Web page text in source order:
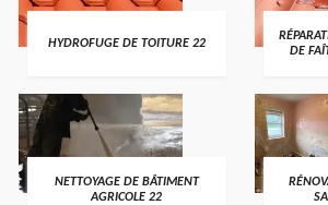
HYDROFUGE DE TOITURE 22
DE
NETTOYAGE DE BÂTIMENT
AGRICOLE 22